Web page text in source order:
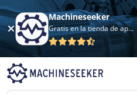
Machineseeker
Gratis en la tienda de aplicaciones